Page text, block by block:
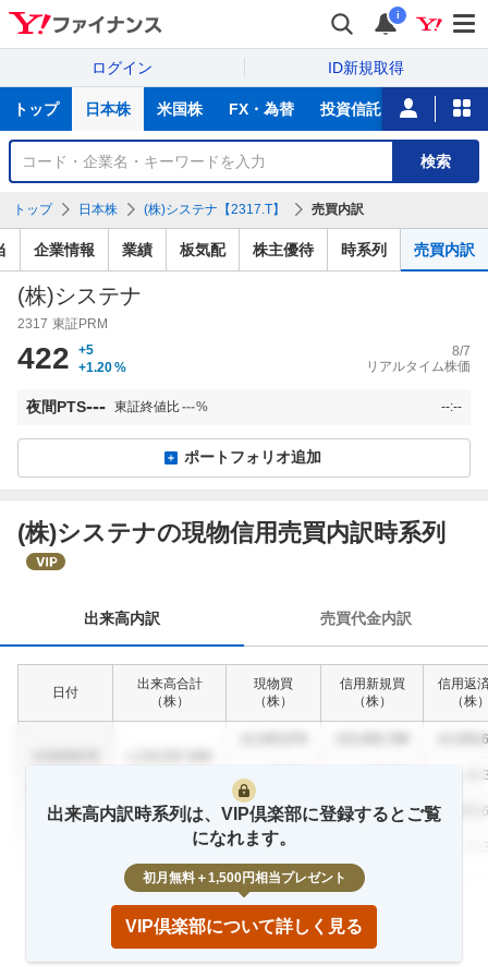
i
ログイン ID新規取得
サ
トップ 日本株 米国株 FX・為替 投資信託 ニュース
銘
検
検索
トップ 日本株 (株)システナ【2317.T】 売買内訳
企業情報 業績 板気配 株主優待 時系列 売買内訳
(株)システナ
2317 東証PRM
422
+5
+1.20%
8/7
リアルタイム株価
夜間PTS--- 東証終値比---% --:--
ポートフォリオ追加
(株)システナの現物信用売買内訳時系列
訳
出来高内訳 売買代金内訳
日付
出来高合計
（株）
現物買
（株）
信用新規買
（株）
信用返
（株
1,234,567,890
12,345,678 123,456,789
12.3
12,345,678 123,456,789
12.3 %
出来高内訳時系列は、VIP倶楽部に登録するとご覧
になれます。
初月無料＋1,500円相当プレゼント
VIP倶楽部について詳しく見る